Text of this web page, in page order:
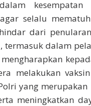
selalu
dari
dalam
melakukan
yang
meningkatkan